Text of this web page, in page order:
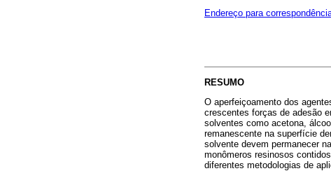
Endereço para
RESUMO
O aperfeiçoamento dos
crescentes forças de adesão
solventes como acetona,
remanescente na superfície
solvente devem permanecer
monômeros resinosos
diferentes metodologias de